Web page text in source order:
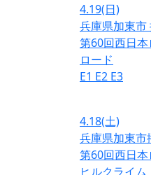
4.19(日)
兵庫県加東市
第60回西日
ロード
E1 E2 E3
4.18(土)
兵庫県加東市
第60回西日
ヒルクライム